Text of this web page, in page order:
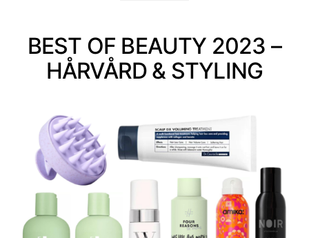
BEST OF BEAUTY 2023 –
HÅRVÅRD & STYLING